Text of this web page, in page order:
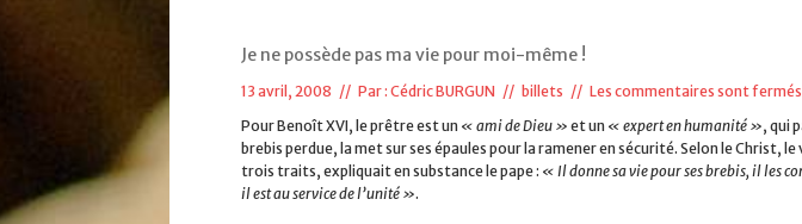
Je ne possède pas ma vie pour moi-même !
13 avril, 2008 // Par : Cédric BURGUN // billets // Les commentaires sont
Pour Benoît XVI, le prêtre est un « ami de Dieu » et un « expert en humanité », qui
brebis perdue, la met sur ses épaules pour la ramener en sécurité. Selon le Christ,
trois traits, expliquait en substance le pape : « Il donne sa vie pour ses brebis, il les
il est au service de l’unité ».